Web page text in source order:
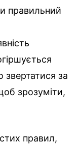
правильний
звертатися за
зрозуміти,
правил,